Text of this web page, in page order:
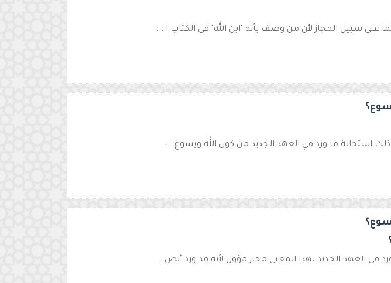
على سبيل المجاز لأن من وصف بأنه "ابن الله" في الكتاب ا ...
ذلك استحالة ما ورد في العهد الجديد من كون الله ويسوع ...
في العهد الجديد بهذا المعنى مجاز مؤول لأنه قد ورد أيض ...